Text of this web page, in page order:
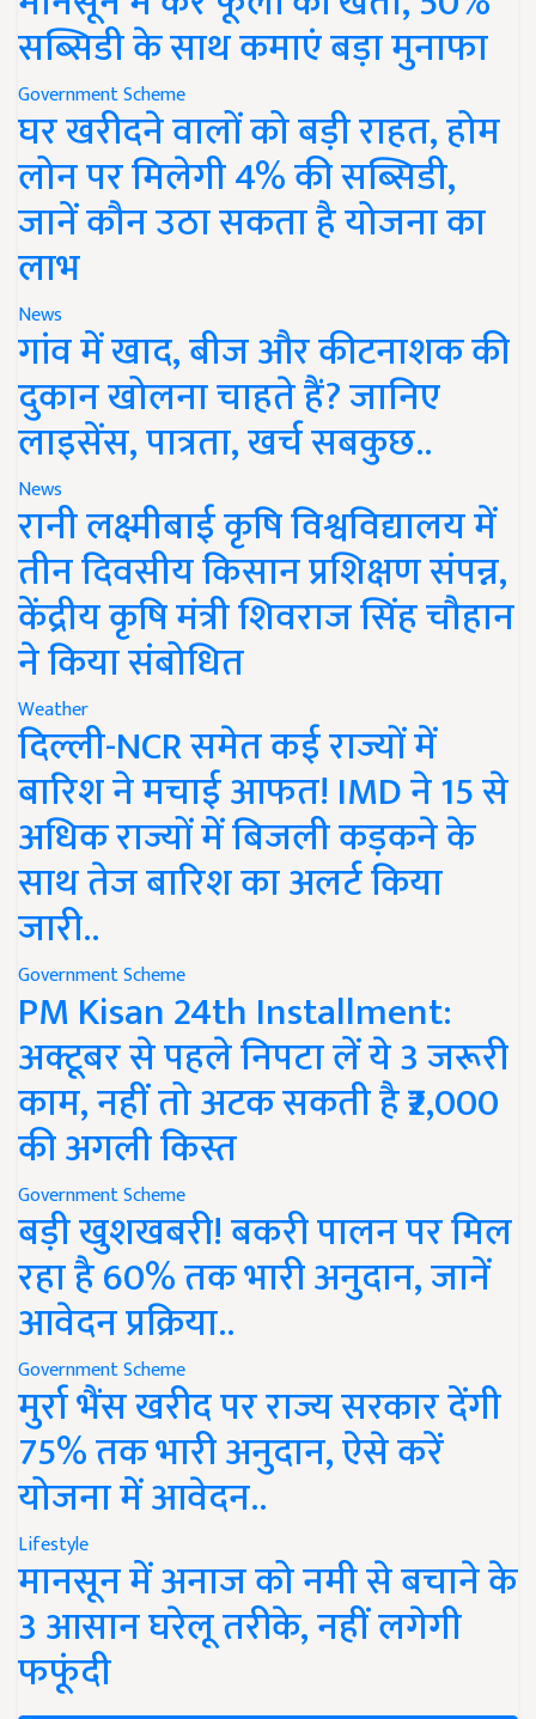
सब्सिडी के साथ कमाएं बड़ा मुनाफा
Government Scheme
घर खरीदने वालों को बड़ी राहत, होम
लोन पर मिलेगी 4% की सब्सिडी,
जानें कौन उठा सकता है योजना का
लाभ
News
गांव में खाद, बीज और कीटनाशक की
दुकान खोलना चाहते हैं? जानिए
लाइसेंस, पात्रता, खर्च सबकुछ..
News
रानी लक्ष्मीबाई कृषि विश्वविद्यालय में
तीन दिवसीय किसान प्रशिक्षण संपन्न,
केंद्रीय कृषि मंत्री शिवराज सिंह चौहान
ने किया संबोधित
Weather
दिल्ली-NCR समेत कई राज्यों में
बारिश ने मचाई आफत! IMD ने 15 से
अधिक राज्यों में बिजली कड़कने के
साथ तेज बारिश का अलर्ट किया
जारी..
Government Scheme
PM Kisan 24th Installment:
अक्टूबर से पहले निपटा लें ये 3 जरूरी
काम, नहीं तो अटक सकती है ₹2,000
की अगली किस्त
Government Scheme
बड़ी खुशखबरी! बकरी पालन पर मिल
रहा है 60% तक भारी अनुदान, जानें
आवेदन प्रक्रिया..
Government Scheme
मुर्रा भैंस खरीद पर राज्य सरकार देंगी
75% तक भारी अनुदान, ऐसे करें
योजना में आवेदन..
Lifestyle
मानसून में अनाज को नमी से बचाने के
3 आसान घरेलू तरीके, नहीं लगेगी
फफूंदी